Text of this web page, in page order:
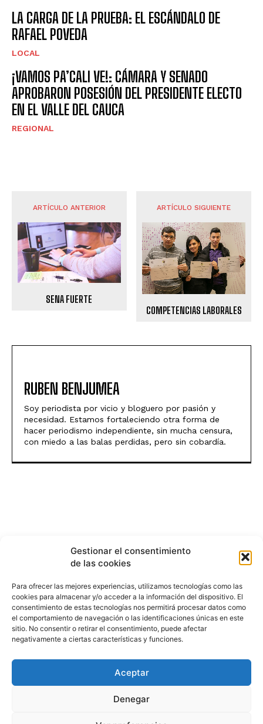
Gestionar el consentimiento
de las cookies
Para ofrecer las mejores experiencias, utilizamos tecnologías como las
cookies para almacenar y/o acceder a la información del dispositivo. El
consentimiento de estas tecnologías nos permitirá procesar datos como
el comportamiento de navegación o las identificaciones únicas en este
sitio. No consentir o retirar el consentimiento, puede afectar
negativamente a ciertas características y funciones.
Aceptar
Denegar
LA CARGA DE LA PRUEBA: EL ESCÁNDALO DE
RAFAEL POVEDA
LOCAL
¡VAMOS PA’CALI VE!: CÁMARA Y SENADO
APROBARON POSESIÓN DEL PRESIDENTE ELECTO
EN EL VALLE DEL CAUCA
REGIONAL
ARTÍCULO ANTERIOR
SENA FUERTE
ARTÍCULO SIGUIENTE
COMPETENCIAS LABORALES
RUBEN BENJUMEA
Soy periodista por vicio y bloguero por pasión y
necesidad. Estamos fortaleciendo otra forma de
hacer periodismo independiente, sin mucha censura,
con miedo a las balas perdidas, pero sin cobardía.
HISTORIA PODCAST